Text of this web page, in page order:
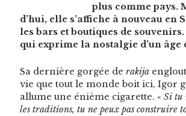
plus comme pays.
d’hui, elle s’af­fiche à nou­veau en
les bars et bou­tiques de
qui exprime la nos­tal­gie d’un âge
Sa dernière gorgée derak­i­ja
vie que tout le monde boit ici, Igor
allume une énième cig­a­rette. «Si tu
les tra­di­tions, tu ne peux pas con­stru­ire